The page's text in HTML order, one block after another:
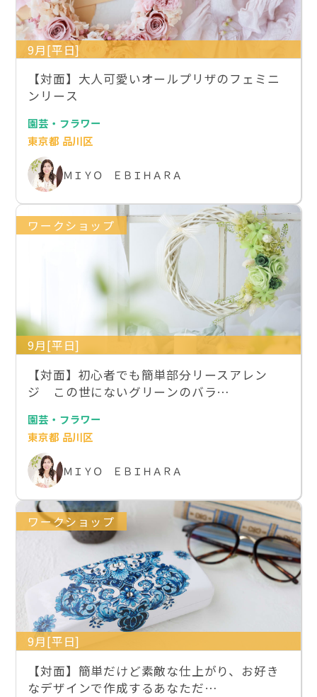
9月[平日]
【対面】大人可愛いオールプリザのフェミニ
ンリース
園芸・フラワー
東京都 品川区
ＭＩＹＯ ＥＢＩＨＡＲＡ
ワークショップ
9月[平日]
【対面】初心者でも簡単部分リースアレン
ジ この世にないグリーンのバラ…
園芸・フラワー
東京都 品川区
ＭＩＹＯ ＥＢＩＨＡＲＡ
ワークショップ
9月[平日]
【対面】簡単だけど素敵な仕上がり、お好き
なデザインで作成するあなただ…